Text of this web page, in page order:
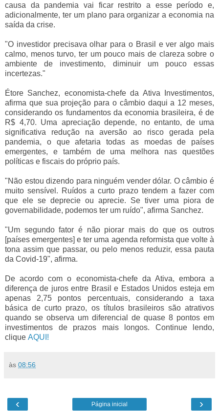
causa da pandemia vai ficar restrito a esse período e,
adicionalmente, ter um plano para organizar a economia na
saída da crise.
"O investidor precisava olhar para o Brasil e ver algo mais
calmo, menos turvo, ter um pouco mais de clareza sobre o
ambiente de investimento, diminuir um pouco essas
incertezas."
Étore Sanchez, economista-chefe da Ativa Investimentos,
afirma que sua projeção para o câmbio daqui a 12 meses,
considerando os fundamentos da economia brasileira, é de
R$ 4,70. Uma apreciação depende, no entanto, de uma
significativa redução na aversão ao risco gerada pela
pandemia, o que afetaria todas as moedas de países
emergentes, e também de uma melhora nas questões
políticas e fiscais do próprio país.
"Não estou dizendo para ninguém vender dólar. O câmbio é
muito sensível. Ruídos a curto prazo tendem a fazer com
que ele se deprecie ou aprecie. Se tiver uma piora de
governabilidade, podemos ter um ruído", afirma Sanchez.
"Um segundo fator é não piorar mais do que os outros
[países emergentes] e ter uma agenda reformista que volte à
tona assim que passar, ou pelo menos reduzir, essa pauta
da Covid-19", afirma.
De acordo com o economista-chefe da Ativa, embora a
diferença de juros entre Brasil e Estados Unidos esteja em
apenas 2,75 pontos percentuais, considerando a taxa
básica de curto prazo, os títulos brasileiros são atrativos
quando se observa um diferencial de quase 8 pontos em
investimentos de prazos mais longos. Continue lendo,
clique AQUI!
às 08:56
‹ ›
Página inicial